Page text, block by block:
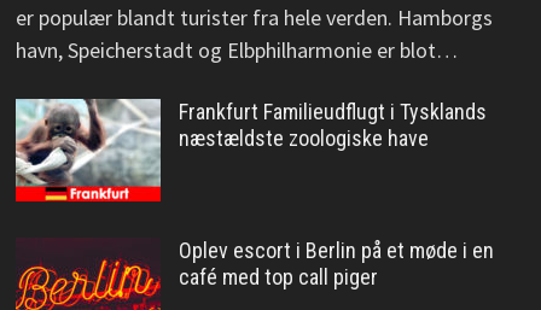
er populær blandt turister fra hele verden. Hamborgs
havn, Speicherstadt og Elbphilharmonie er blot…
Frankfurt Familieudflugt i Tysklands
næstældste zoologiske have
Oplev escort i Berlin på et møde i en
café med top call piger